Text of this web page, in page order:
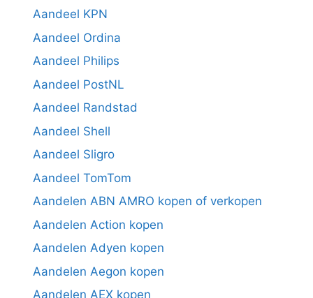
Aandeel KPN
Aandeel Ordina
Aandeel Philips
Aandeel PostNL
Aandeel Randstad
Aandeel Shell
Aandeel Sligro
Aandeel TomTom
Aandelen ABN AMRO kopen of verkopen
Aandelen Action kopen
Aandelen Adyen kopen
Aandelen Aegon kopen
Aandelen AEX kopen